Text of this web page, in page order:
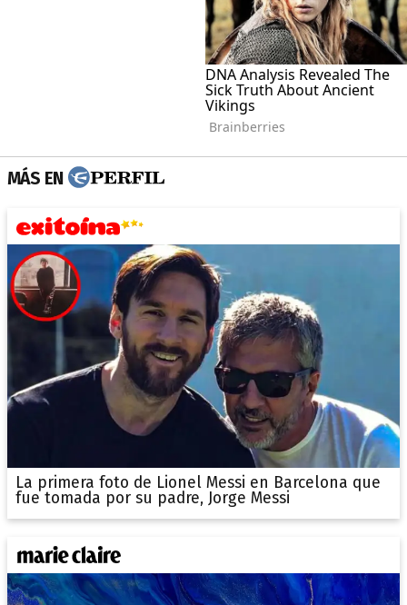
MÁS EN
La primera foto de Lionel Messi en Barcelona que
fue tomada por su padre, Jorge Messi